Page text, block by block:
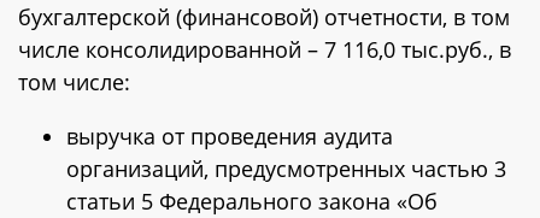
бухгалтерской (финансовой) отчетности, в том
числе консолидированной – 7 116,0 тыс.руб., в
том числе:
выручка от проведения аудита
организаций, предусмотренных частью 3
статьи 5 Федерального закона «Об